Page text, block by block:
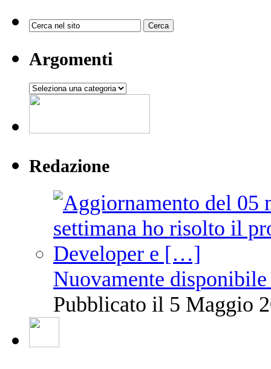
Argomenti
Argomenti
Redazione
Nuovamente
Pubblicato il 5 Maggio